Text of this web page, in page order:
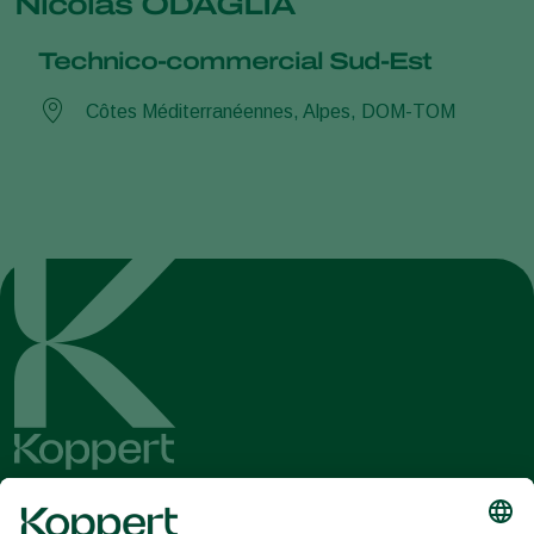
Technico-commercial Sud-Est
Côtes Méditerranéennes, Alpes, DOM-TOM